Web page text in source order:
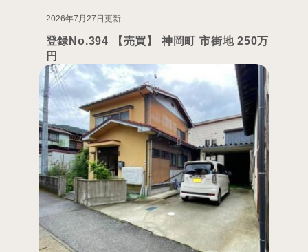
2026年7月27日更新
登録No.394 【売買】 神岡町 市街地 250万
円